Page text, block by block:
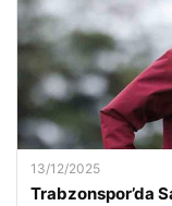
13/12/2025
Trabzonspor’da